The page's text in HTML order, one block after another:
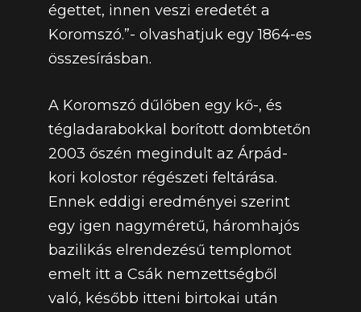
égettet, innen veszi eredetét a
Koromszó.”- olvashatjuk egy 1864-es
összesírásban.
A Koromszó dűlőben egy kő-, és
tégladarabokkal borított dombtetőn
2003 őszén megindult az Árpád-
kori kolostor régészeti feltárása.
Ennek eddigi eredményei szerint
egy igen nagyméretű, háromhajós
bazilikás elrendezésű templomot
emelt itt a Csák nemzettségből
való, később itteni birtokai után